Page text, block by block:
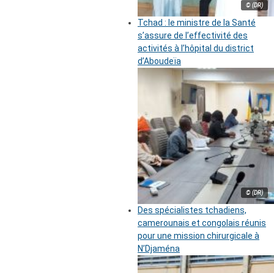
© (DR)
Tchad : le ministre de la Santé
s’assure de l’effectivité des
activités à l’hôpital du district
d’Aboudeïa
© (DR)
Des spécialistes tchadiens,
camerounais et congolais réunis
pour une mission chirurgicale à
N’Djaména